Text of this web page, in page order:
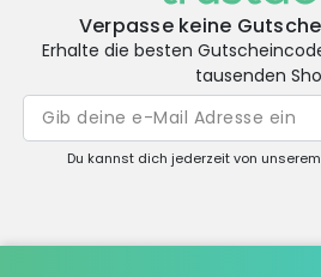
Verpasse keine
Erhalte die besten
tausenden
Du kannst dich jederzeit von